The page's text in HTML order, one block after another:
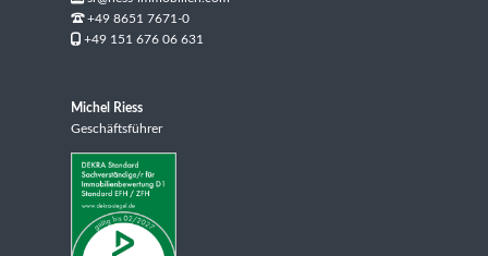
+49 8651 7671-0
+49 151 676 06 631
Michel Riess
Geschäftsführer